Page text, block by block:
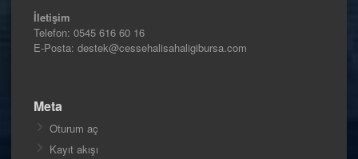
İletişim
Telefon: 0545 616 60 16
E-Posta: destek@cessehalisahaligibursa.com
Meta
Oturum aç
Kayıt akışı